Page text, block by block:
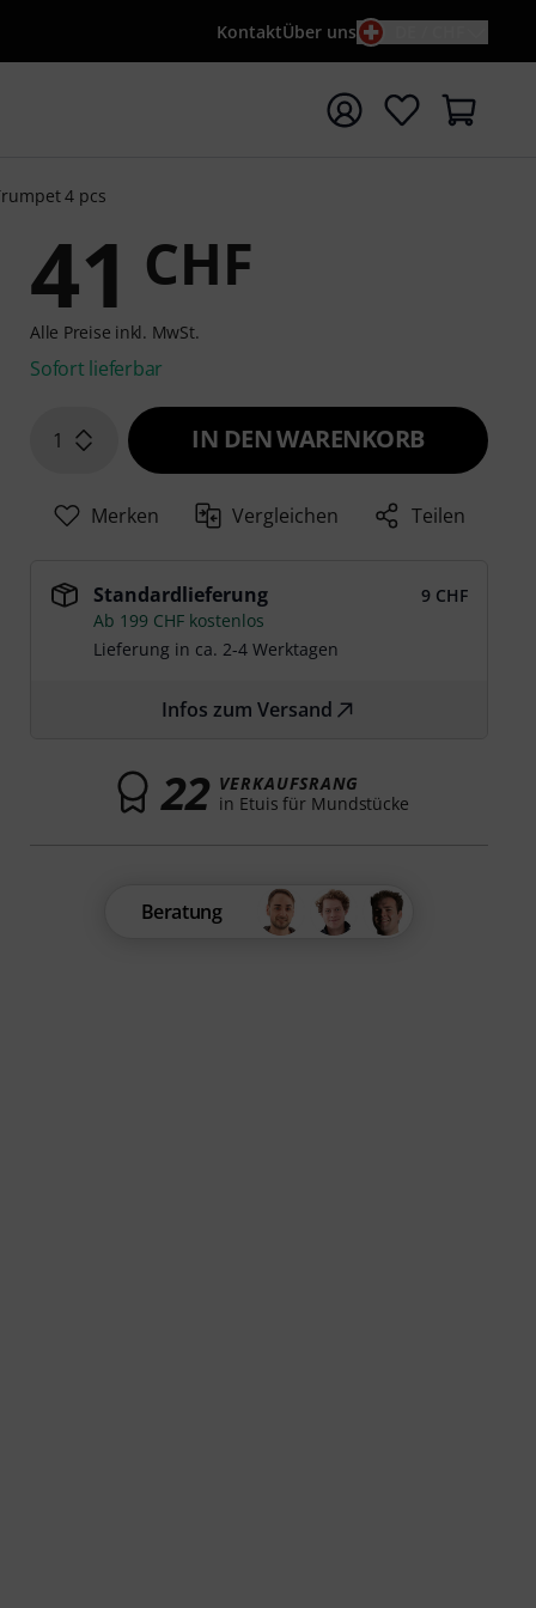
KontaktÜber uns
mit Suchwort {searchTerm} starten
4 pcs
41 CHF
Alle Preise inkl. MwSt.
Sofort lieferbar
1 IN DEN WARENKORB
Merken Vergleichen Teilen
Standardlieferung
9 CHF
Ab 199 CHF kostenlos
Lieferung in ca. 2-4 Werktagen
Infos zum Versand
22 VERKAUFSRANG
in Etuis für Mundstücke
Beratung